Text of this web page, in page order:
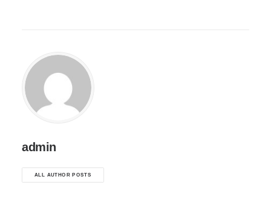
admin
ALL AUTHOR POSTS